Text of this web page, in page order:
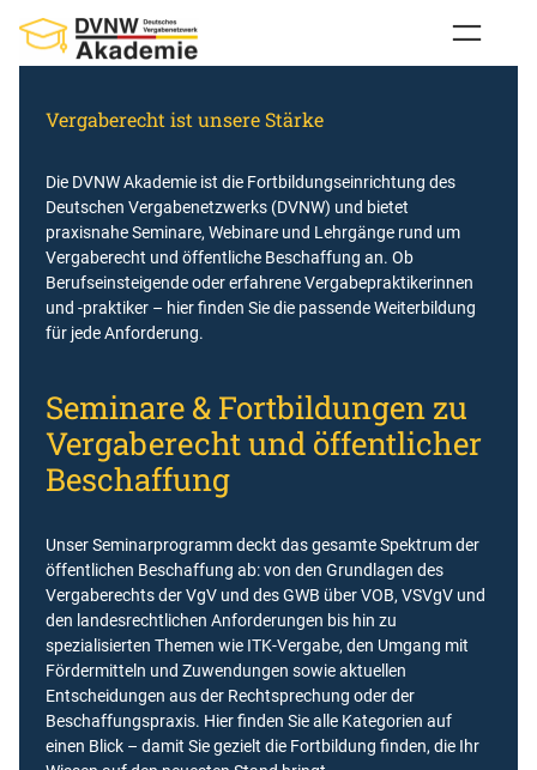
Inhalt
springen
Vergaberecht ist unsere Stärke
Die DVNW Akademie ist die Fortbildungseinrichtung des
Deutschen Vergabenetzwerks (DVNW) und bietet
praxisnahe Seminare, Webinare und Lehrgänge rund um
Vergaberecht und öffentliche Beschaffung an. Ob
Berufseinsteigende oder erfahrene Vergabepraktikerinnen
und -praktiker – hier finden Sie die passende Weiterbildung
für jede Anforderung.
Seminare & Fortbildungen zu
Vergaberecht und öffentlicher
Beschaffung
Unser Seminarprogramm deckt das gesamte Spektrum der
öffentlichen Beschaffung ab: von den Grundlagen des
Vergaberechts der VgV und des GWB über VOB, VSVgV und
den landesrechtlichen Anforderungen bis hin zu
spezialisierten Themen wie ITK-Vergabe, den Umgang mit
Fördermitteln und Zuwendungen sowie aktuellen
Entscheidungen aus der Rechtsprechung oder der
Beschaffungspraxis. Hier finden Sie alle Kategorien auf
einen Blick – damit Sie gezielt die Fortbildung finden, die Ihr